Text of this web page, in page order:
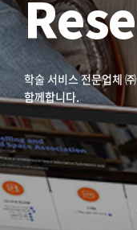
학술 서비스 전문업체
함께합니다.